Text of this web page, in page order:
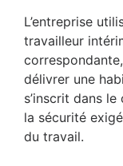
L’entreprise
travailleur
délivrer une
s’inscrit dans
la sécurité
du travail.